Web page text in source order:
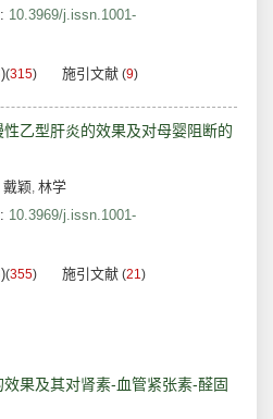
10.3969/j.issn.1001-
(315) 施引文献 (9)
乙型肝炎的效果及对母婴阻断的
戴颖, 林学
10.3969/j.issn.1001-
(355) 施引文献 (21)
果及其对肾素-血管紧张素-醛固